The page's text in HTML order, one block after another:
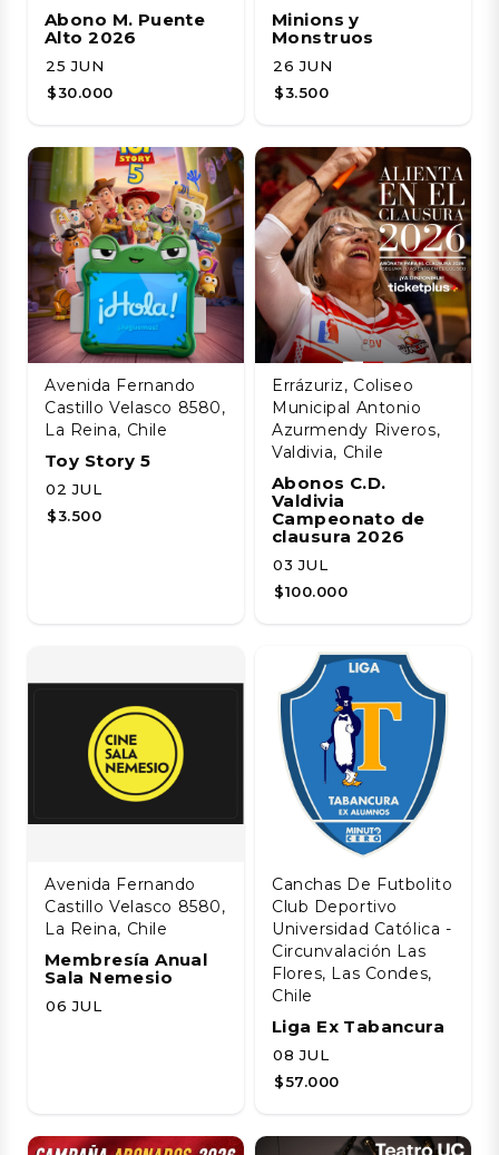
Abono M. Puente
Alto 2026
25 JUN
$30.000
Minions y
Monstruos
26 JUN
$3.500
Avenida Fernando
Castillo Velasco 8580,
La Reina, Chile
Toy Story 5
02 JUL
$3.500
Errázuriz, Coliseo
Municipal Antonio
Azurmendy Riveros,
Valdivia, Chile
Abonos C.D.
Valdivia
Campeonato de
clausura 2026
03 JUL
$100.000
Avenida Fernando
Castillo Velasco 8580,
La Reina, Chile
Membresía Anual
Sala Nemesio
06 JUL
Canchas De Futbolito
Club Deportivo
Universidad Católica -
Circunvalación Las
Flores, Las Condes,
Chile
Liga Ex Tabancura
08 JUL
$57.000